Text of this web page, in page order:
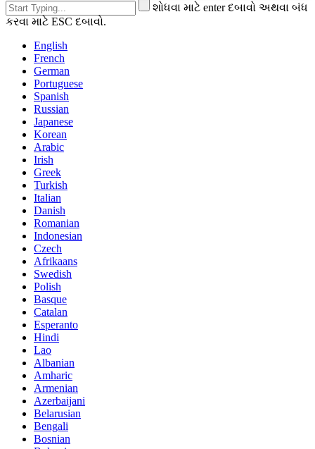
શોધવા માટે enter દબાવો અથવા બંધ
કરવા માટે ESC દબાવો.
English
French
German
Portuguese
Spanish
Russian
Japanese
Korean
Arabic
Irish
Greek
Turkish
Italian
Danish
Romanian
Indonesian
Czech
Afrikaans
Swedish
Polish
Basque
Catalan
Esperanto
Hindi
Lao
Albanian
Amharic
Armenian
Azerbaijani
Belarusian
Bengali
Bosnian